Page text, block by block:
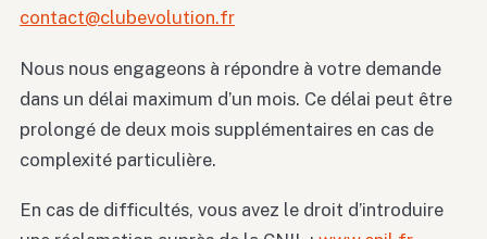
contact@clubevolution.fr
Nous nous engageons à répondre à votre demande
dans un délai maximum d’un mois. Ce délai peut être
prolongé de deux mois supplémentaires en cas de
complexité particulière.
En cas de difficultés, vous avez le droit d’introduire